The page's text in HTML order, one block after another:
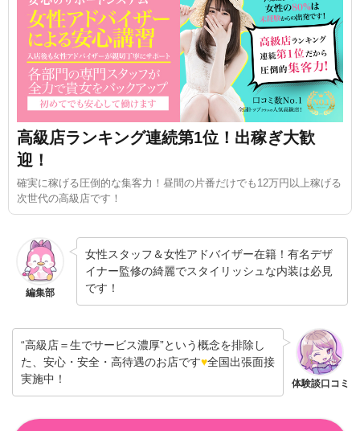
高級店ランキング連続第1位！出稼ぎ大歓
迎！
確実に稼げる圧倒的な集客力！昼間の片番だけでも12万円以上稼げる
次世代の高級店です！
編集部
女性スタッフ＆女性アドバイザー在籍！有名デザ
イナー監修の綺麗でスタイリッシュな内装は必見
です！
体験談口コミ
“高級店＝生でサービス濃厚”という概念を排除し
た、安心・安全・高待遇のお店です♥全国出張面接
実施中！